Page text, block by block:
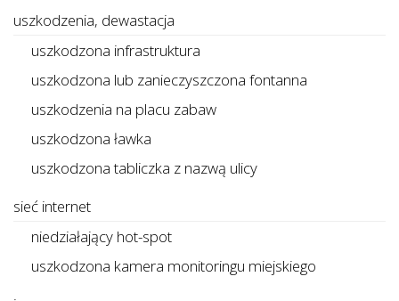
uszkodzenia, dewastacja
uszkodzona infrastruktura
uszkodzona lub zanieczyszczona fontanna
uszkodzenia na placu zabaw
uszkodzona ławka
uszkodzona tabliczka z nazwą ulicy
sieć internet
niedziałający hot-spot
uszkodzona kamera monitoringu miejskiego